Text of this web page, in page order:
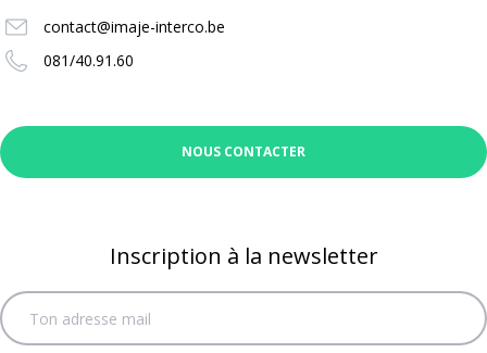
contact@imaje-interco.be
081/40.91.60
NOUS CONTACTER
Inscription à la newsletter